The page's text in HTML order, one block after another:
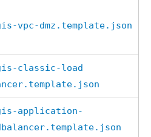
vpc-dmz.template.json
classic-load
application-